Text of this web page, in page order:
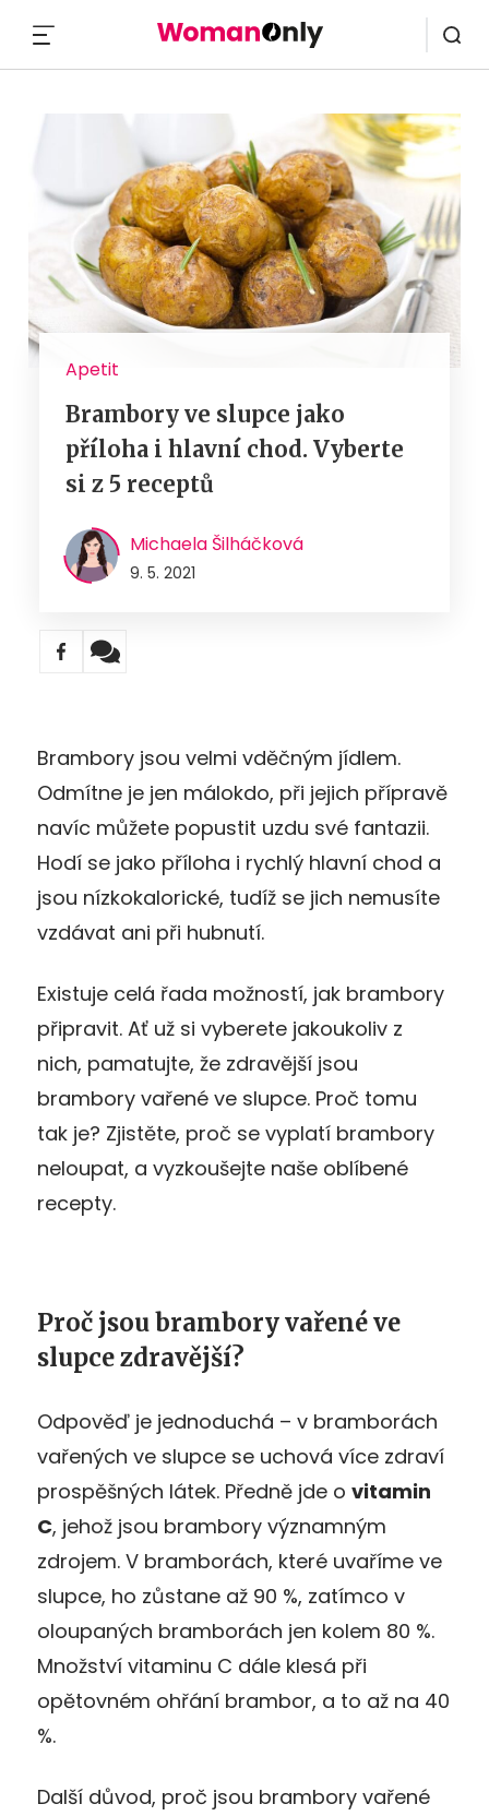
Apetit
Brambory ve slupce jako
příloha i hlavní chod. Vyberte
si z 5 receptů
Michaela Šilháčková
9. 5. 2021
Brambory jsou velmi vděčným jídlem.
Odmítne je jen málokdo, při jejich přípravě
navíc můžete popustit uzdu své fantazii.
Hodí se jako příloha i rychlý hlavní chod a
jsou nízkokalorické, tudíž se jich nemusíte
vzdávat ani při hubnutí.
Existuje celá řada možností, jak brambory
připravit. Ať už si vyberete jakoukoliv z
nich, pamatujte, že zdravější jsou
brambory vařené ve slupce. Proč tomu
tak je? Zjistěte, proč se vyplatí brambory
neloupat, a vyzkoušejte naše oblíbené
recepty.
Proč jsou brambory vařené ve
slupce zdravější?
Odpověď je jednoduchá – v bramborách
vařených ve slupce se uchová více zdraví
prospěšných látek. Předně jde o vitamin
C, jehož jsou brambory významným
zdrojem. V bramborách, které uvaříme ve
slupce, ho zůstane až 90 %, zatímco v
oloupaných bramborách jen kolem 80 %.
Množství vitaminu C dále klesá při
opětovném ohřání brambor, a to až na 40
%.
Další důvod, proč jsou brambory vařené